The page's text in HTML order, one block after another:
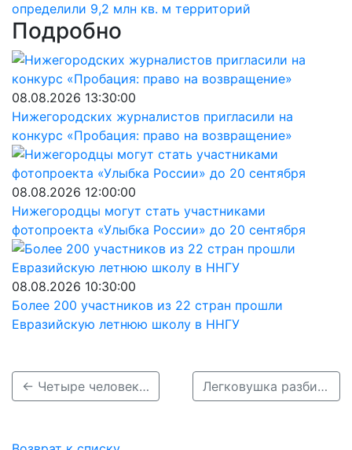
определили 9,2 млн кв. м территорий
Подробно
08.08.2026 13:30:00
Нижегородских журналистов пригласили на
конкурс «Пробация: право на возвращение»
08.08.2026 12:00:00
Нижегородцы могут стать участниками
фотопроекта «Улыбка России» до 20 сентября
08.08.2026 10:30:00
Более 200 участников из 22 стран прошли
Евразийскую летнюю школу в ННГУ
← Четыре человека пострадали и один погиб в массовом ДТП на Автозаводе Легковушка разбилась всмятку на М-12 в Нижегородской области из-за метели →